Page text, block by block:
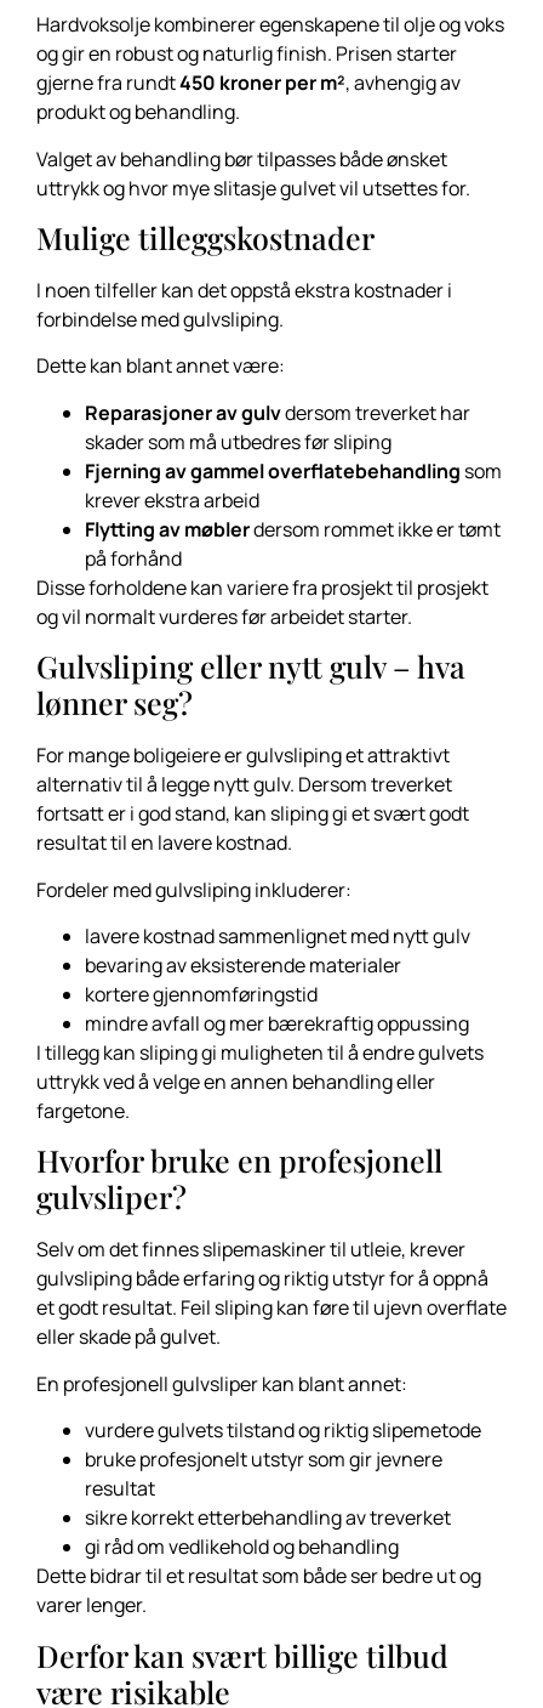
Hardvoksolje kombinerer egenskapene til olje og voks
og gir en robust og naturlig finish. Prisen starter
gjerne fra rundt450 kroner per m², avhengig av
produkt og behandling.
Valget av behandling bør tilpasses både ønsket
uttrykk og hvor mye slitasje gulvet vil utsettes for.
Mulige tilleggskostnader
I noen tilfeller kan det oppstå ekstra kostnader i
forbindelse med gulvsliping.
Dette kan blant annet være:
Reparasjoner av gulvdersom treverket har
skader som må utbedres før sliping
Fjerning av gammel overflatebehandling som
krever ekstra arbeid
Flytting av møblerdersom rommet ikke er tømt
på forhånd
Disse forholdene kan variere fra prosjekt til prosjekt
og vil normalt vurderes før arbeidet starter.
Gulvsliping eller nytt gulv – hva
lønner seg?
For mange boligeiere er gulvsliping et attraktivt
alternativ til å legge nytt gulv. Dersom treverket
fortsatt er i god stand, kan sliping gi et svært godt
resultat til en lavere kostnad.
Fordeler med gulvsliping inkluderer:
lavere kostnad sammenlignet med nytt gulv
bevaring av eksisterende materialer
kortere gjennomføringstid
mindre avfall og mer bærekraftig oppussing
I tillegg kan sliping gi muligheten til å endre gulvets
uttrykk ved å velge en annen behandling eller
fargetone.
Hvorfor bruke en profesjonell
gulvsliper?
Selv om det finnes slipemaskiner til utleie, krever
gulvsliping både erfaring og riktig utstyr for å oppnå
et godt resultat. Feil sliping kan føre til ujevn overflate
eller skade på gulvet.
En profesjonell gulvsliper kan blant annet:
vurdere gulvets tilstand og riktig slipemetode
bruke profesjonelt utstyr som gir jevnere
resultat
sikre korrekt etterbehandling av treverket
gi råd om vedlikehold og behandling
Dette bidrar til et resultat som både ser bedre ut og
varer lenger.
Derfor kan svært billige tilbud
være risikable